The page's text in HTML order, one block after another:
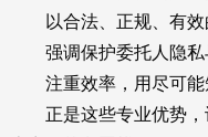
以合法、正规、有效
强调保护委托人隐私
注重效率，用尽可能
正是这些专业优势，